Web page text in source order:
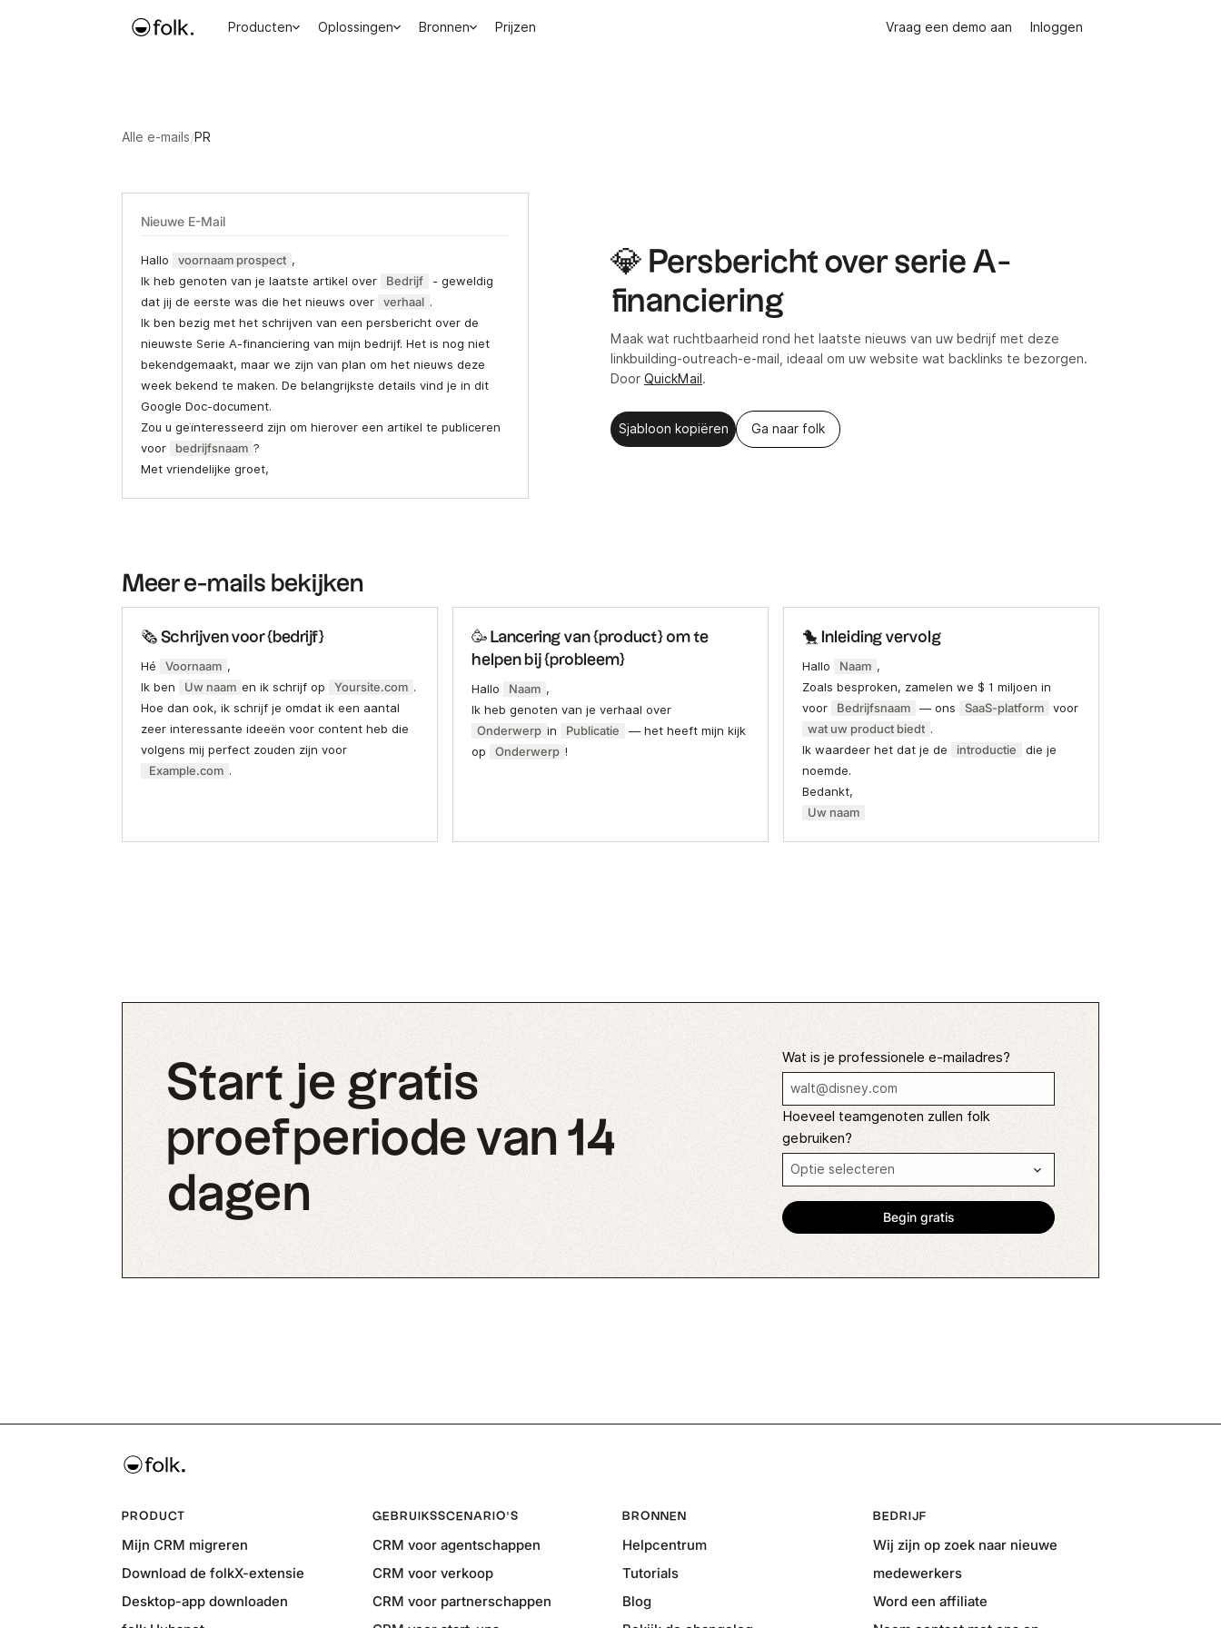
Producten Oplossingen Bronnen Prijzen Vraag een demo aan Inloggen
Alle e-mails/PR
Nieuwe E-Mail
Hallo voornaam prospect ,
Ik heb genoten van je laatste artikel over
Bedrijf
- geweldig
dat jij de eerste was die het nieuws over
verhaal .
Ik ben bezig met het schrijven van een persbericht over de
nieuwste Serie A-financiering van mijn bedrijf. Het is nog niet
bekendgemaakt, maar we zijn van plan om het nieuws deze
week bekend te maken. De belangrijkste details vind je in dit
Google Doc-document.
Zou u geïnteresseerd zijn om hierover een artikel te publiceren
voor
bedrijfsnaam ?
Met vriendelijke groet,
💎 Persbericht over serie A-
financiering
Maak wat ruchtbaarheid rond het laatste nieuws van uw bedrijf met deze
linkbuilding-outreach-e-mail, ideaal om uw website wat backlinks te bezorgen.
Door QuickMail.
Sjabloon kopiëren Ga naar folk
Meer e-mails bekijken
🗞 Schrijven voor {bedrijf}
Hé Voornaam ,
Ik ben
Uw naam en ik schrijf op Yoursite.com .
Hoe dan ook, ik schrijf je omdat ik een aantal
zeer interessante ideeën voor content heb die
volgens mij perfect zouden zijn voor
Example.com .
🥳 Lancering van {product} om te
helpen bij {probleem}
Hallo Naam ,
Ik heb genoten van je verhaal over
Onderwerp in Publicatie
— het heeft mijn kijk
op
Onderwerp !
🐤 Inleiding vervolg
Hallo Naam ,
Zoals besproken, zamelen we $ 1 miljoen in
voor
Bedrijfsnaam — ons SaaS-platform
voor
wat uw product biedt .
Ik waardeer het dat je de
introductie
die je
noemde.
Bedankt,
Uw naam
Start je gratis
proefperiode van 14
dagen
Wat is je professionele e-mailadres?
Hoeveel teamgenoten zullen folk
gebruiken?
PRODUCT
Mijn CRM migreren
Download de folkX-extensie
Desktop-app downloaden
GEBRUIKSSCENARIO'S
CRM voor agentschappen
CRM voor verkoop
CRM voor partnerschappen
BRONNEN
Helpcentrum
Tutorials
Blog
BEDRIJF
Wij zijn op zoek naar nieuwe
medewerkers
Word een affiliate